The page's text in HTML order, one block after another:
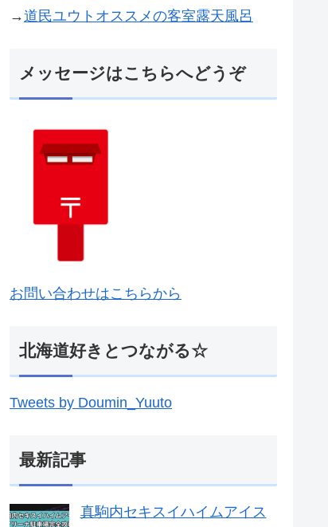
→道民ユウトオススメの客室露天風呂
メッセージはこちらへどうぞ
お問い合わせはこちらから
北海道好きとつながる☆
Tweets by Doumin_Yuuto
最新記事
真駒内セキスイハイムアイス